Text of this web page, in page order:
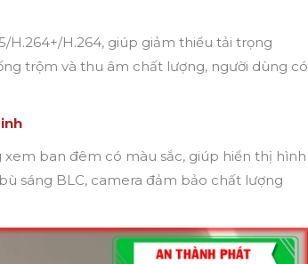
H.264, giúp giảm thiểu tải trọng
trộm và thu âm chất lượng, người dùng có
xem ban đêm có màu sắc, giúp hiển thị hình
sáng BLC, camera đảm bảo chất lượng